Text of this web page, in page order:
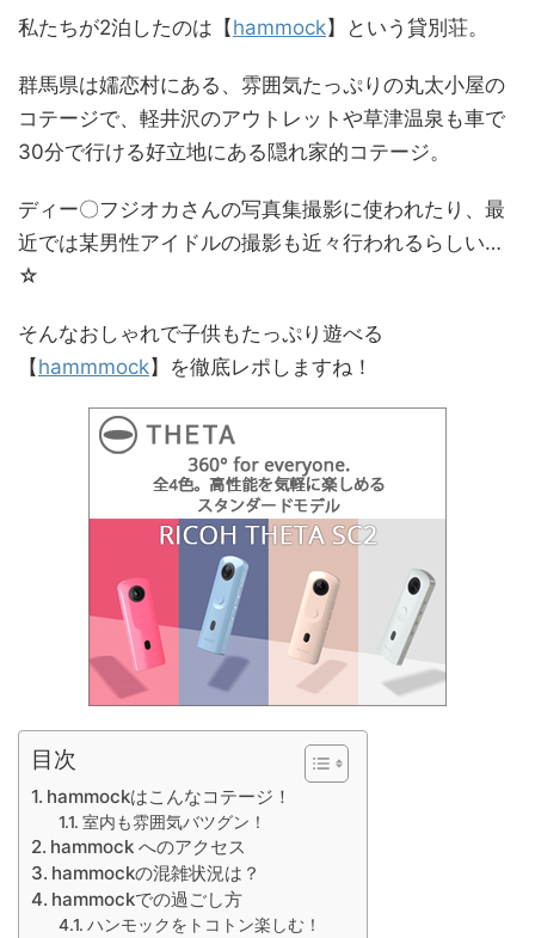
私たちが2泊したのは【 hammock】という貸別荘。
群馬県は嬬恋村にある、雰囲気たっぷりの丸太小屋の
コテージで、軽井沢のアウトレットや草津温泉も車で
30分で行ける好立地にある隠れ家的コテージ。
ディー〇フジオカさんの写真集撮影に使われたり、最
近では某男性アイドルの撮影も近々行われるらしい…
☆
そんなおしゃれで子供もたっぷり遊べる
【 hammmock】を徹底レポしますね！
目次
hammockはこんなコテージ！
室内も雰囲気バツグン！
hammock へのアクセス
hammockの混雑状況は？
hammockでの過ごし方
ハンモックをトコトン楽しむ！